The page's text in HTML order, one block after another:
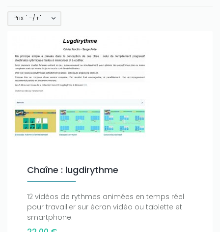
Prix ' -/+'
Chaîne : lugdirythme
12 vidéos de rythmes animées en temps réel
pour travailler sur écran vidéo ou tablette et
smartphone.